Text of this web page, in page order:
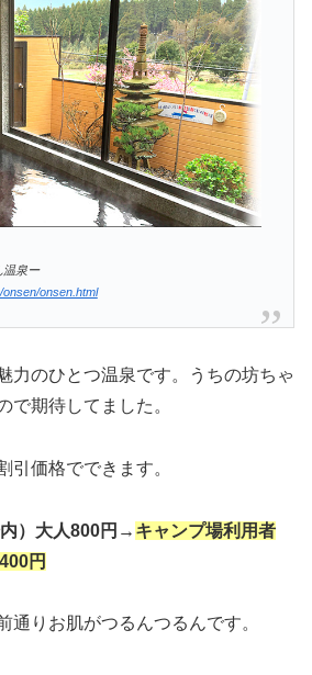
温泉ー
onsen.html
力のひとつ温泉です。うちの坊ちゃ
で期待してました。
引価格でできます。
）大人800円→ キャンプ場利用者
円
通りお肌がつるんつるんです。